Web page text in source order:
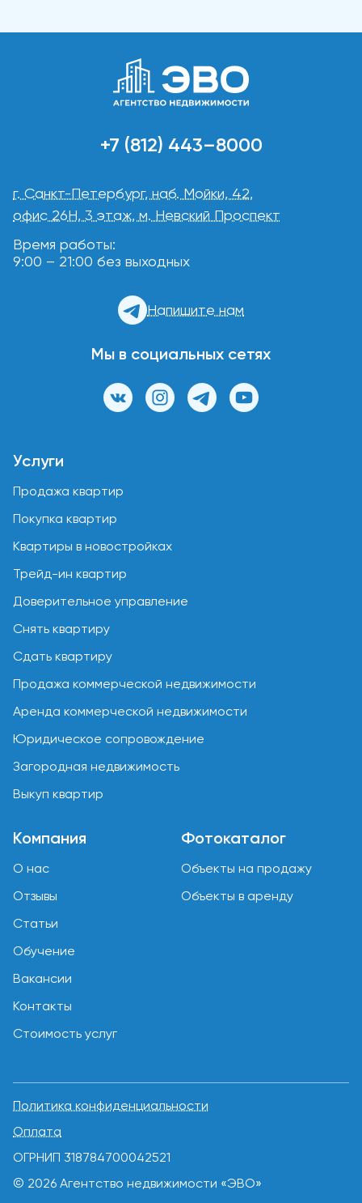
+7 (812) 443–8000
г. Санкт-Петербург, наб. Мойки, 42,
офис 26Н, 3 этаж, м. Невский Проспект
Время работы:
9:00 – 21:00 без выходных
Напишите нам
Мы в социальных сетях
Услуги
Продажа квартир
Покупка квартир
Квартиры в новостройках
Трейд-ин квартир
Доверительное управление
Снять квартиру
Сдать квартиру
Продажа коммерческой недвижимости
Аренда коммерческой недвижимости
Юридическое сопровождение
Загородная недвижимость
Выкуп квартир
Компания
О нас
Отзывы
Статьи
Обучение
Вакансии
Контакты
Стоимость услуг
Фотокаталог
Объекты на продажу
Объекты в аренду
Политика конфиденциальности
Оплата
ОГРНИП 318784700042521
© 2026 Агентство недвижимости «ЭВО»